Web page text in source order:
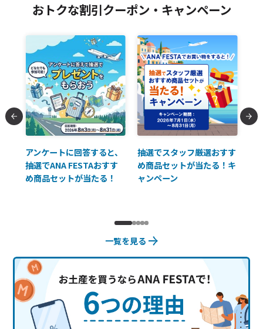
おトクな割引クーポン・キャンペーン
アンケートに回答すると、
抽選でANA FESTAおすす
め商品セットが当たる！
抽選でスタッフ厳選おすす
め商品セットが当たる！キ
ャンペーン
一覧を見る